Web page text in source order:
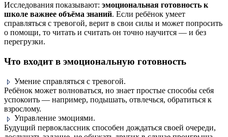
Исследования показывают: эмоциональная готовность к
школе важнее объёма знаний. Если ребёнок умеет
справляться с тревогой, верит в свои силы и может попросить
о помощи, то читать и считать он точно научится — и без
перегрузки.
Что входит в эмоциональную готовность
Умение справляться с тревогой.
Ребёнок может волноваться, но знает простые способы себя
успокоить — например, подышать, отвлечься, обратиться к
взрослому.
Управление эмоциями.
Будущий первоклассник способен дождаться своей очереди,